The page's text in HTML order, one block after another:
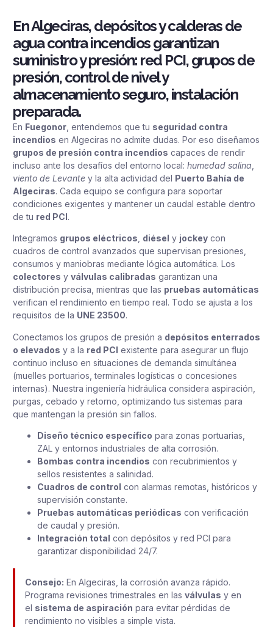
En Algeciras, depósitos y calderas de
agua contra incendios garantizan
suministro y presión: red PCI, grupos de
presión, control de nivel y
almacenamiento seguro, instalación
preparada.
En Fuegonor , entendemos que tu seguridad contra
incendios en Algeciras no admite dudas. Por eso diseñamos
grupos de presión contra incendios capaces de rendir
incluso ante los desafíos del entorno local: humedad salina
viento de Levante y la alta actividad del Puerto Bahía de
Algeciras. Cada equipo se configura para soportar
condiciones exigentes y mantener un caudal estable dentro
de tu red PCI.
Integramos grupos eléctricos diésel y jockey con
cuadros de control avanzados que supervisan presiones,
consumos y maniobras mediante lógica automática. Los
colectores y válvulas calibradas garantizan una
distribución precisa, mientras que las pruebas automáticas
verifican el rendimiento en tiempo real. Todo se ajusta a los
requisitos de la UNE 23500.
Conectamos los grupos de presión a depósitos enterrados
o elevados y a la red PCI existente para asegurar un flujo
continuo incluso en situaciones de demanda simultánea
(muelles portuarios, terminales logísticas o concesiones
internas). Nuestra ingeniería hidráulica considera aspiración,
purgas, cebado y retorno, optimizando tus sistemas para
que mantengan la presión sin fallos.
Diseño técnico específico para zonas portuarias,
ZAL y entornos industriales de alta corrosión.
Bombas contra incendios con recubrimientos y
sellos resistentes a salinidad.
Cuadros de control con alarmas remotas, históricos y
supervisión constante.
Pruebas automáticas periódicas con verificación
de caudal y presión.
Integración total con depósitos y red PCI para
garantizar disponibilidad 24/7.
Consejo: En Algeciras, la corrosión avanza rápido.
Programa revisiones trimestrales en las válvulas y en
el sistema de aspiración para evitar pérdidas de
rendimiento no visibles a simple vista.